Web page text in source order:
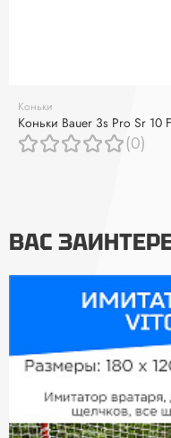
Коньки
Коньки Bauer 3s Pro Sr 10
(0)
ВАС